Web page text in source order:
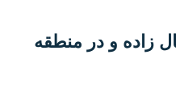
زاده و در منطقه